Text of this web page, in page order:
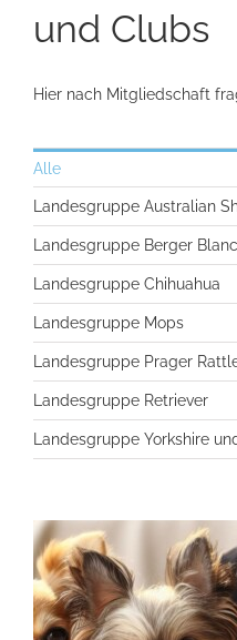
und Clubs
Hier nach Mitgliedschaft
Alle
Landesgruppe Australian
Landesgruppe Berger
Landesgruppe Chihuahua
Landesgruppe Mops
Landesgruppe Prager
Landesgruppe Retriever
Landesgruppe Yorkshire